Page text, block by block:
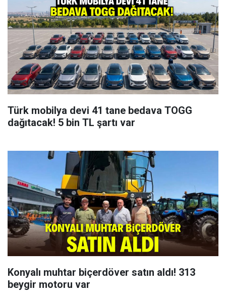
Türk mobilya devi 41 tane bedava TOGG
dağıtacak! 5 bin TL şartı var
Konyalı muhtar biçerdöver satın aldı! 313
beygir motoru var